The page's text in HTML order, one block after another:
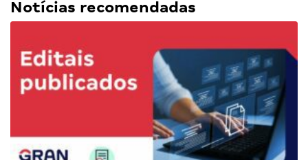
Notícias recomendadas